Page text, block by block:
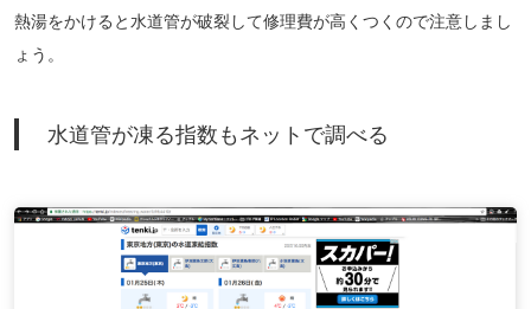
熱湯をかけると水道管が破裂して修理費が高くつくので注意しまし
ょう。
水道管が凍る指数もネットで調べる